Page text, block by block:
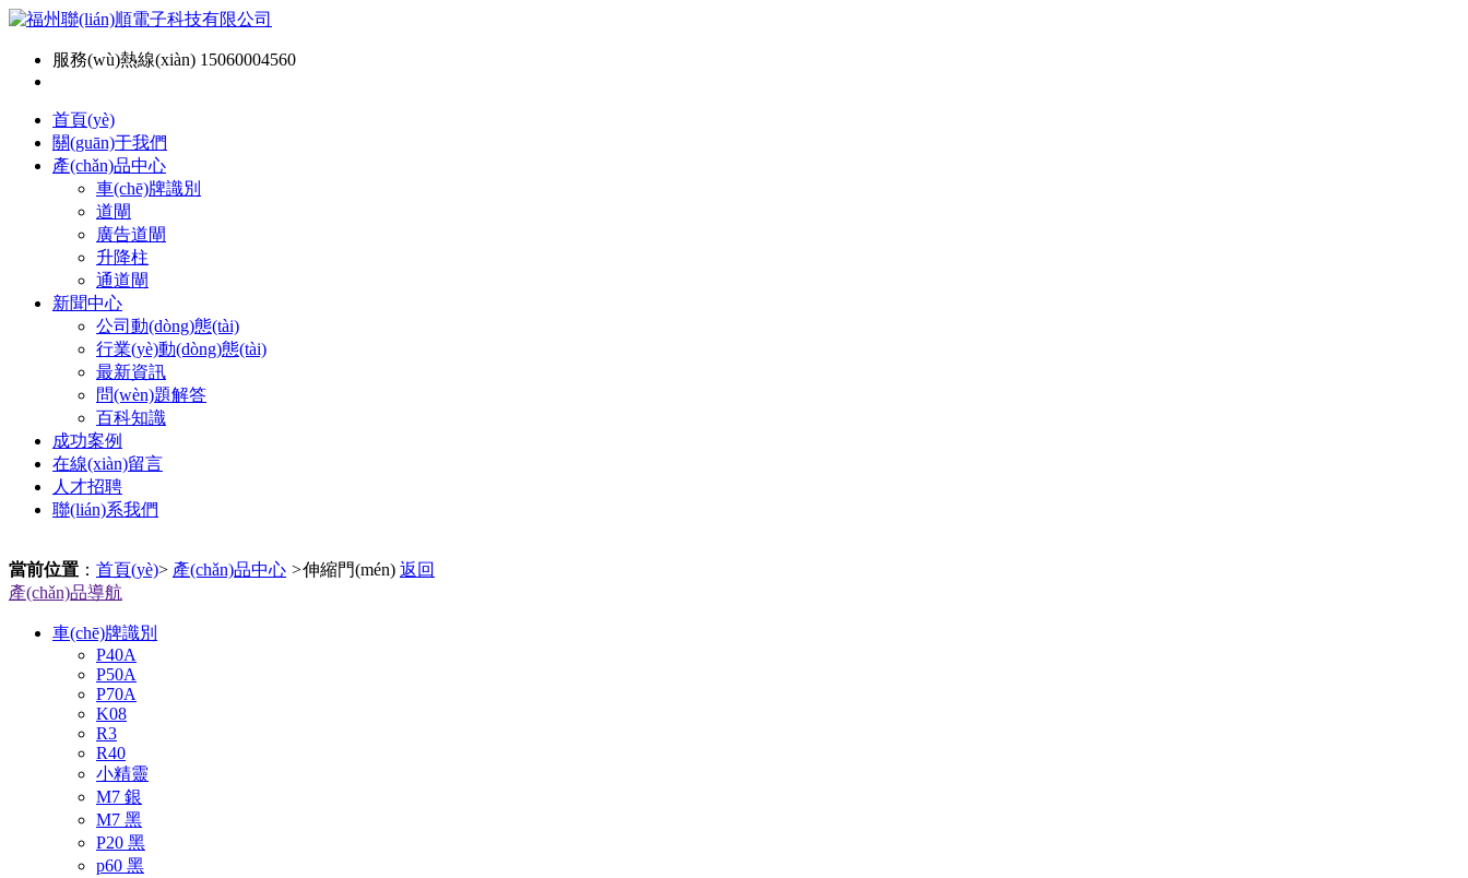
服務(wù)熱線(xiàn) 15060004560
首頁(yè)
關(guān)于我們
產(chǎn)品中心
車(chē)牌識別
道閘
廣告道閘
升降柱
通道閘
新聞中心
公司動(dòng)態(tài)
行業(yè)動(dòng)態(tài)
最新資訊
問(wèn)題解答
百科知識
成功案例
在線(xiàn)留言
人才招聘
聯(lián)系我們
當前位置 ： 首頁(yè)> 產(chǎn)品中心 >伸縮門(mén) 返回
產(chǎn)品導航
車(chē)牌識別
P40A
P50A
P70A
K08
R3
R40
小精靈
M7 銀
M7 黑
P20 黑
p60 黑